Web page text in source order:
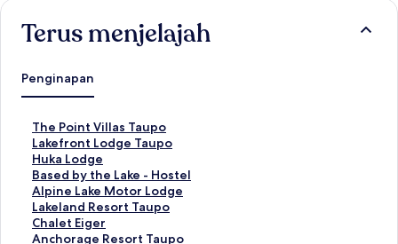
Terus menjelajah
Penginapan
The Point Villas Taupo
T
a
u
t
a
n
S
t
Lakefront Lodge Taupo
T
a
u
t
a
n
S
Huka Lodge
T
a
u
t
a
n
Based by the Lake - Hostel
T
a
u
t
a
Alpine Lake Motor Lodge
T
a
u
t
Lakeland Resort Taupo
T
a
u
Chalet Eiger
T
a
Anchorage Resort Taupo
T